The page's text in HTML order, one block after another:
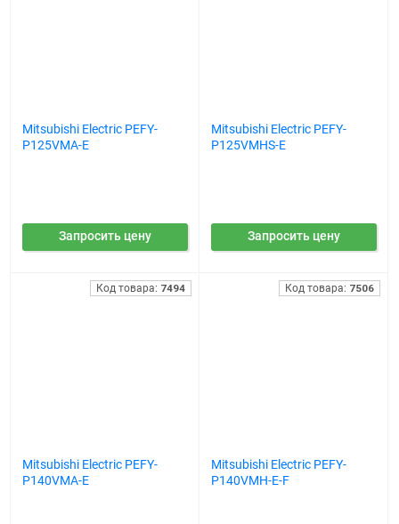
Mitsubishi Electric PEFY-
P125VMA-E
Запросить цену
Mitsubishi Electric PEFY-
P125VMHS-E
Запросить цену
Код товара: 7494
Mitsubishi Electric PEFY-
P140VMA-E
Код товара: 7506
Mitsubishi Electric PEFY-
P140VMH-E-F